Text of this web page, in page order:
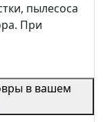
пылесоса
При
в вашем